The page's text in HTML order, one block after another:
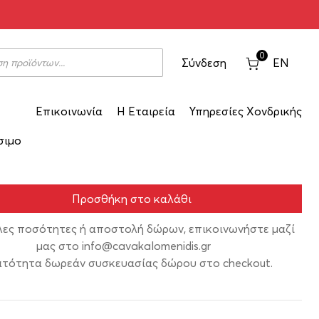
Σύνδεση
0
EN
Επικοινωνία Η Εταιρεία Υπηρεσίες Χονδρικής
18K 750ml
Προσθήκη στο καλάθι
ποσότητες ή αποστολή δώρων, επικοινωνήστε μαζί
μας στο info@cavakalomenidis.gr
δωρεάν συσκευασίας δώρου στο checkout.